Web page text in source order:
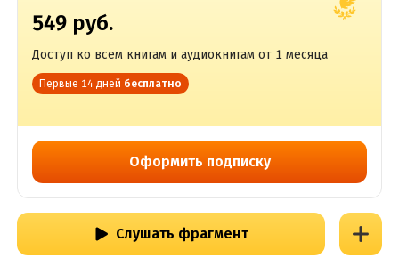
549 руб.
Доступ ко всем книгам и аудиокнигам от 1 месяца
Первые 14 дней бесплатно
Оформить подписку
Слушать фрагмент